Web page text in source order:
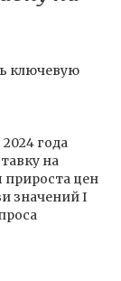
ключевую
года
на
прироста цен
значений I